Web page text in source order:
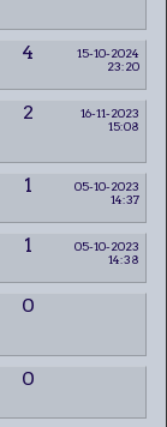
4
15-10-2024
23:20
2
16-11-2023
15:08
1
05-10-2023
14:37
1
05-10-2023
14:38
0
0